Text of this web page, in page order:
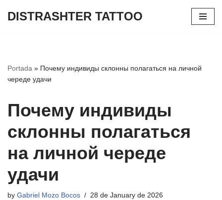
DISTRASHTER TATTOO
Portada » Почему индивиды склонны полагаться на личной
череде удачи
Почему индивиды
склонны полагаться
на личной череде
удачи
by Gabriel Mozo Bocos 28 de January de 2026